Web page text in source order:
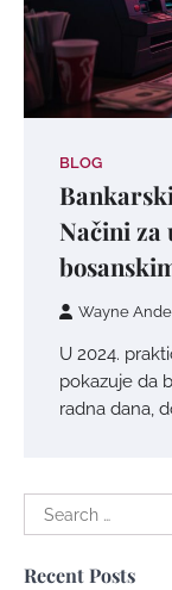
BLOG
Načini za
Wayne
U 2024.
pokazuje da
radna dana,
Search
for:
Recent Posts